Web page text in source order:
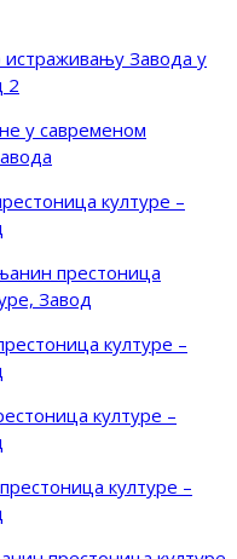
Завода у
2
у савременом
културе –
престоница
Завод
културе –
културе –
културе –